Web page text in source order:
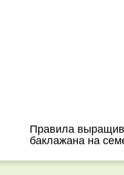
Правила
баклажана на